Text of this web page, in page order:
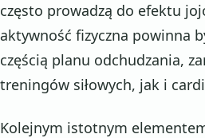
często prowadzą do efektu
aktywność fizyczna powinna
częścią planu odchudzania,
treningów siłowych, jak i
Kolejnym istotnym